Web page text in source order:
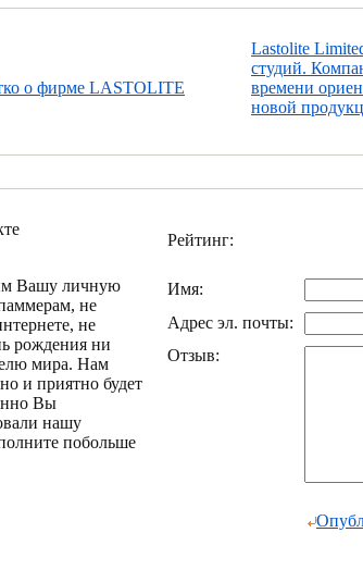
о фирме LASTOLITE
Lastolite
студий.
времени
новой
Вашу личную
не
не
рождения ни
мира. Нам
и приятно будет
Вы
нашу
побольше
Рейтинг:
Имя:
Адрес эл. почты:
Отзыв: